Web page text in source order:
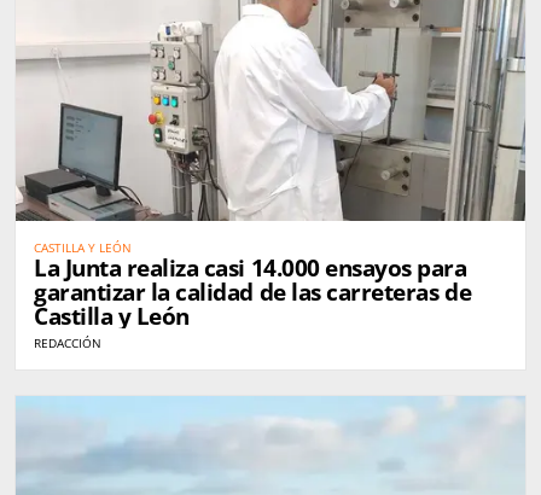
CASTILLA Y LEÓN
La Junta realiza casi 14.000 ensayos para
garantizar la calidad de las carreteras de
Castilla y León
REDACCIÓN